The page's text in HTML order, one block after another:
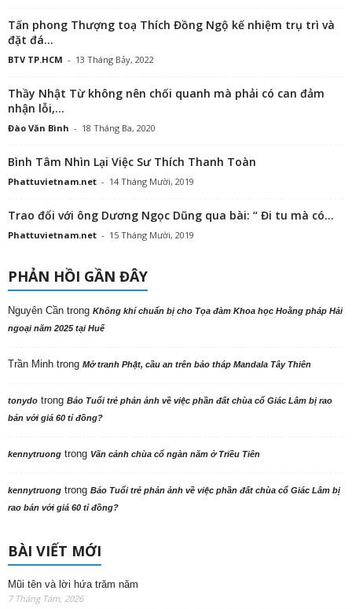
Tấn phong Thượng toạ Thích Đồng Ngộ kế nhiệm trụ trì và
đặt đá...
BTV TP.HCM - 13 Tháng Bảy, 2022
Thầy Nhật Từ không nên chối quanh mà phải có can đảm
nhận lỗi,...
Đào Văn Bình - 18 Tháng Ba, 2020
Bình Tâm Nhìn Lại Việc Sư Thích Thanh Toàn
Phattuvietnam.net - 14 Tháng Mười, 2019
Trao đổi với ông Dương Ngọc Dũng qua bài: “ Đi tu mà có...
Phattuvietnam.net - 15 Tháng Mười, 2019
PHẢN HỒI GẦN ĐÂY
Nguyên Cần trong Không khí chuẩn bị cho Tọa đàm Khoa học Hoằng pháp Hải
ngoại năm 2025 tại Huế
Trần Minh trong Mở tranh Phật, cầu an trên bảo tháp Mandala Tây Thiên
tonydo trong Báo Tuổi trẻ phản ảnh về việc phần đất chùa cổ Giác Lâm bị rao
bán với giá 60 tỉ đồng?
kennytruong trong Vãn cảnh chùa cổ ngàn năm ở Triều Tiên
kennytruong trong Báo Tuổi trẻ phản ảnh về việc phần đất chùa cổ Giác Lâm bị
rao bán với giá 60 tỉ đồng?
BÀI VIẾT MỚI
Mũi tên và lời hứa trăm năm
7 Tháng Tám, 2026